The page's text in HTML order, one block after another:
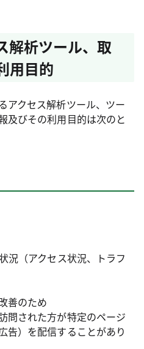
解析ツール、取
用目的
アクセス解析ツール、ツー
及びその利用目的は次のと
況（アクセス状況、トラフ
善のため
問された方が特定のページ
告）を配信することがあり